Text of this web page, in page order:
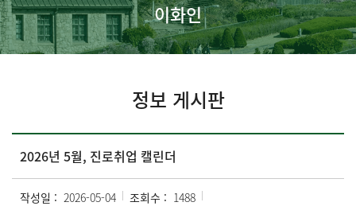
이화인
정보 게시판
2026년 5월, 진로취업 캘린더
작성일 : 2026-05-04 조회수 : 1488